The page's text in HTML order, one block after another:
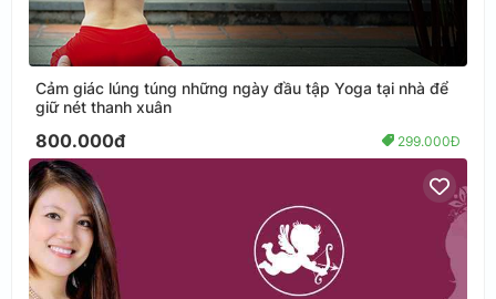
Cảm giác lúng túng những ngày đầu tập Yoga tại nhà để
giữ nét thanh xuân
800.000đ 299.000Đ